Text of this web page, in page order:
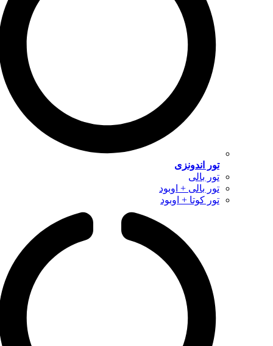
تور اندونزی
تور بالی
تور بالی + اوبود
تور کوتا + اوبود